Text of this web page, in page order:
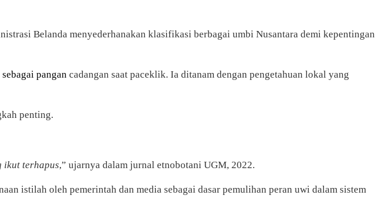
Belanda menyederhanakan klasifikasi berbagai umbi Nusantara demi kepentingan
sebagai pangan cadangan saat paceklik. Ia ditanam dengan pengetahuan lokal yang
penting.
ikut terhapus,” ujarnya dalam jurnal etnobotani UGM, 2022.
istilah oleh pemerintah dan media sebagai dasar pemulihan peran uwi dalam sistem